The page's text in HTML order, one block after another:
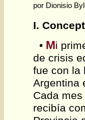
por Dionisio
I.
• Mi
de crisis
fue con la
Argentina
Cada
recibía